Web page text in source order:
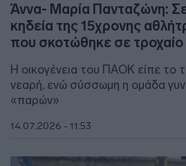
Άννα- Μαρία Πανταζώνη:
κηδεία της 15χρονης
που σκοτώθηκε σε τροχαίο
Η οικογένεια του ΠΑΟΚ είπε το
νεαρή, ενώ σύσσωμη η ομάδα
«παρών»
14.07.2026 - 11:53